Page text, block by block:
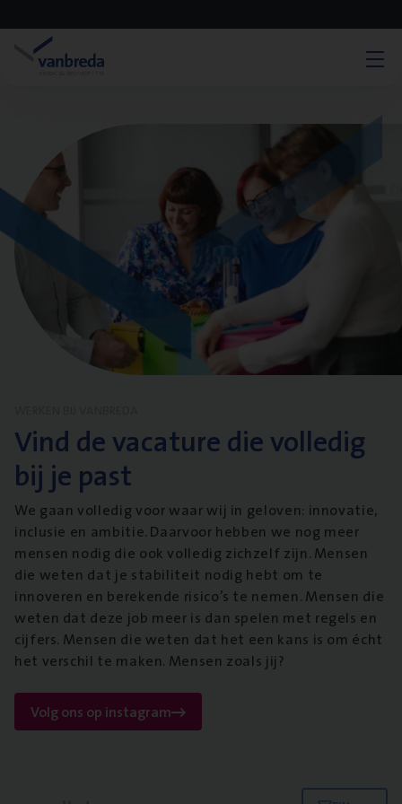
Vind de vacature die volledig
bij je past
We gaan volledig voor waar wij in geloven: innovatie,
inclusie en ambitie. Daarvoor hebben we nog meer
mensen nodig die ook volledig zichzelf zijn. Mensen
die weten dat je stabiliteit nodig hebt om te
innoveren en berekende risico’s te nemen. Mensen die
weten dat deze job meer is dan spelen met regels en
cijfers. Mensen die weten dat het een kans is om écht
het verschil te maken. Mensen zoals jij?
Volg ons op instagram